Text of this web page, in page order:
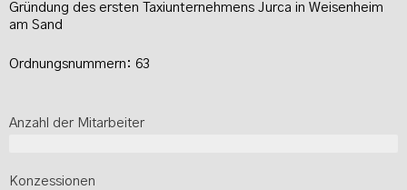
Gründung des ersten Taxiunternehmens Jurca in Weisenheim
am Sand
Ordnungsnummern: 63
Anzahl der Mitarbeiter
Konzessionen